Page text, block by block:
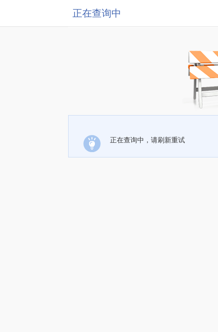
正在查询中
正在查询中，请刷新重试